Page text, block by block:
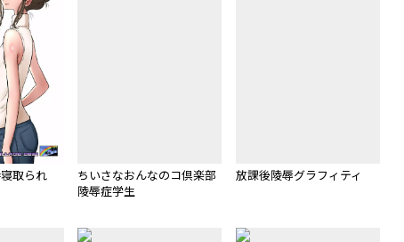
取られ
ちいさなおんなのコ倶楽部
陵辱症学生
放課後陵辱グラフィティ